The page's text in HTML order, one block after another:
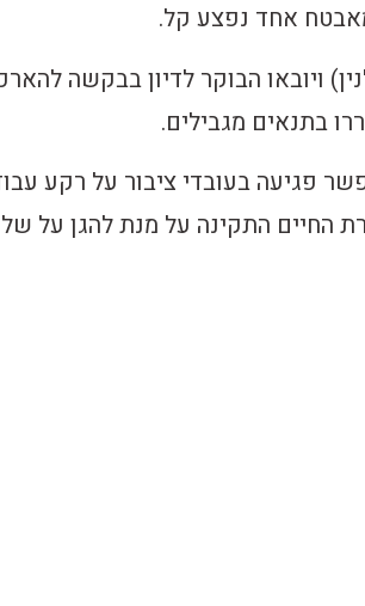
אחד נפצע קל.
נעצרו (שנות ה-20-30, סח'נין) ויובאו הבוקר לדיון בבקשה
פגיעה בעובדי ציבור על רקע
החיים התקינה על מנת להגן על